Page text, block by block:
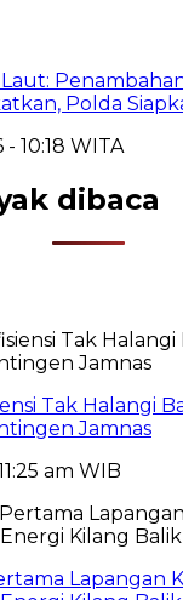
Polda
10:18 WITA
dibaca
Tak Halangi
Jamnas
am WIB
Lapangan